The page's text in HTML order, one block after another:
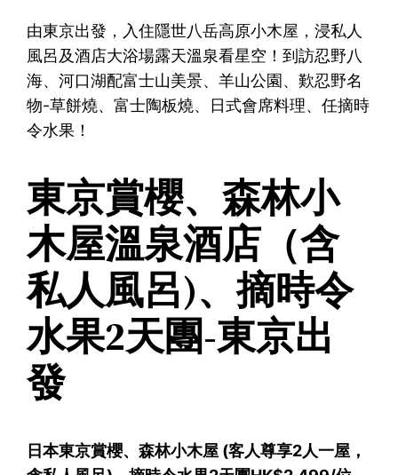
由東京出發，入住隱世八岳高原小木屋，浸私人
風呂及酒店大浴場露天溫泉看星空！到訪忍野八
海、河口湖配富士山美景、羊山公園、歎忍野名
物-草餅燒、富士陶板燒、日式會席料理、任摘時
令水果！
東京賞櫻、森林小
木屋溫泉酒店（含
私人風呂)、摘時令
水果2天團-東京出
發
日本東京賞櫻、森林小木屋 (客人尊享2人一屋，